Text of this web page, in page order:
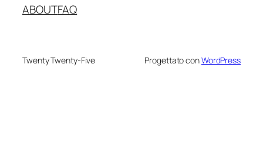
ABOUTFAQ
Twenty Twenty-Five Progettato conWordPress